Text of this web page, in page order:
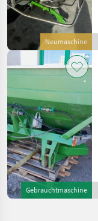
Neumaschine
Gebrauchtmaschine